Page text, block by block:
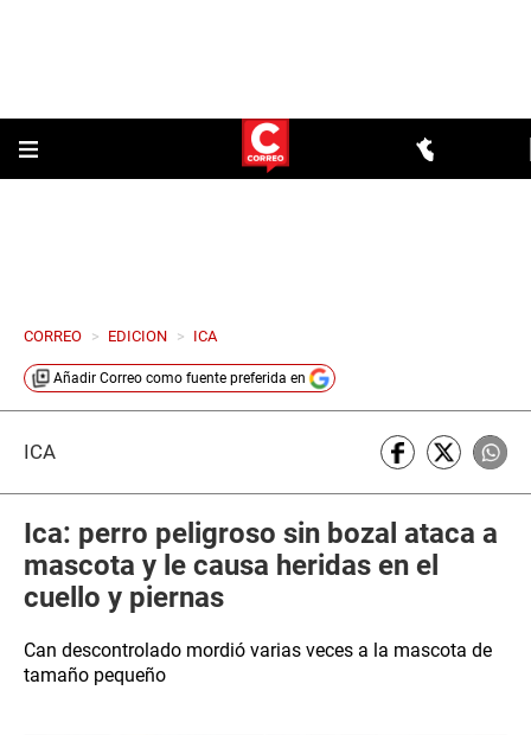
CORREO > EDICION > ICA
Añadir Correo como fuente preferida en
ICA
Ica: perro peligroso sin bozal ataca a
mascota y le causa heridas en el
cuello y piernas
Can descontrolado mordió varias veces a la mascota de
tamaño pequeño